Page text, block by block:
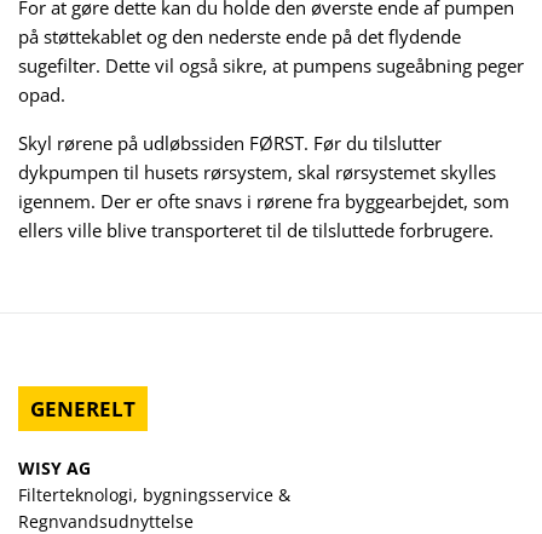
For at gøre dette kan du holde den øverste ende af pumpen
på støttekablet og den nederste ende på det flydende
sugefilter. Dette vil også sikre, at pumpens sugeåbning peger
opad.
Skyl rørene på udløbssiden FØRST. Før du tilslutter
dykpumpen til husets rørsystem, skal rørsystemet skylles
igennem. Der er ofte snavs i rørene fra byggearbejdet, som
ellers ville blive transporteret til de tilsluttede forbrugere.
GENERELT
WISY AG
Filterteknologi, bygningsservice &
Regnvandsudnyttelse